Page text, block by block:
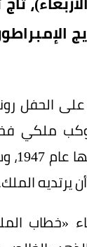
(77 عاماً) والملكة
ملكي
«خطاب